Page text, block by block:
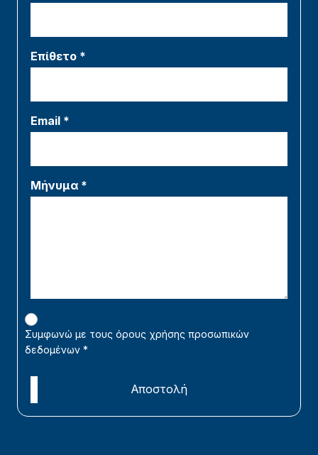
Επίθετο *
Email *
Μήνυμα *
Συμφωνώ με τους όρους χρήσης προσωπικών
δεδομένων *
Αποστολή